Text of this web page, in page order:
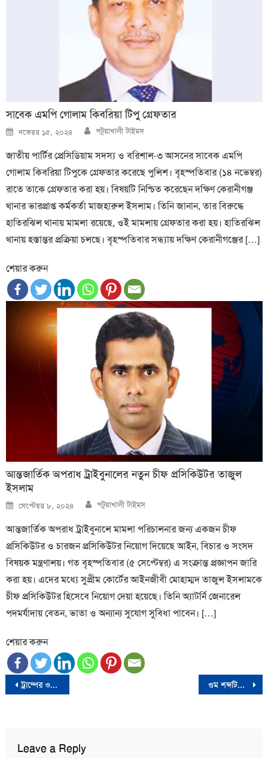
সাবেক এমপি গোলাম কিবরিয়া টিপু গ্রেফতার
Posted
on
নভেম্বর ১৫, ২০২৪ Author
পটুয়াখালী টাইমস
জাতীয় পার্টির প্রেসিডিয়াম সদস্য ও বরিশাল-৩ আসনের সাবেক এমপি
গোলাম কিবরিয়া টিপুকে গ্রেফতার করেছে পুলিশ। বৃহস্পতিবার (১৪ নভেম্বর)
রাতে তাকে গ্রেফতার করা হয়। বিষয়টি নিশ্চিত করেছেন দক্ষিণ কেরানীগঞ্জ
থানার ভারপ্রাপ্ত কর্মকর্তা মাজহারুল ইসলাম। তিনি জানান, তার বিরুদ্ধে
হাতিরঝিল থানায় মামলা রয়েছে, ওই মামলায় গ্রেফতার করা হয়। হাতিরঝিল
থানায় হস্তান্তর প্রক্রিয়া চলছে। বৃহস্পতিবার সন্ধ্যায় দক্ষিণ কেরানীগঞ্জের […]
শেয়ার করুন
আন্তজার্তিক অপরাধ ট্রাইবুনালের নতুন চীফ প্রসিকিউটর তাজুল
ইসলাম
Posted
on
সেপ্টেম্বর ৮, ২০২৪ Author
পটুয়াখালী টাইমস
আন্তজার্তিক অপরাধ ট্রাইবুনালে মামলা পরিচালনার জন্য একজন চীফ
প্রসিকিউটর ও চারজন প্রসিকিউটর নিয়োগ দিয়েছে আইন, বিচার ও সংসদ
বিষয়ক মন্ত্রণালয়। গত বৃহস্পতিবার (৫ সেপ্টেম্বর) এ সংক্রান্ত প্রজ্ঞাপন জারি
করা হয়। এদের মধ্যে সুপ্রীম কোর্টের আইনজীবী মোহাম্মদ তাজুল ইসলামকে
চীফ প্রসিকিউটর হিসেবে নিয়োগ দেয়া হয়েছে। তিনি অ্যাটর্নি জেনারেল
পদমর্যাদায় বেতন, ভাতা ও অন্যান্য সুযোগ সুবিধা পাবেন। […]
শেয়ার করুন
Post
ট্রাম্পের ওপর হামলার ঘটনায় বিদেশি কোনো পক্ষের সম্পৃক্ততা পায়নি এফবিআই গুম শব্দটিকে চিরদিনের মতো বিদায় করতে হবে: পরিবেশ উপদেষ্টা
Leave a Reply